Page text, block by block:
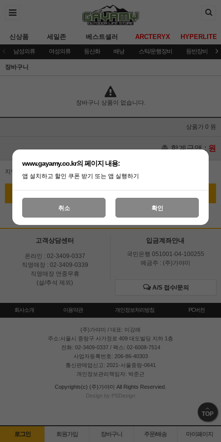
신상품 세일존 베스트셀러 ARCTERYX HYPERLITE
남성의류 여성의류 등산화 배낭 스틱/운행장비 등반장비
장바구니
장바구니 상품이 없습니다.
상품가 0 원
총 합계금액 : 원
지역별 배송정책에 따라 배송비가 변동될 수 있습니다.
고객상담센터
온라인 : 02-3409-0337
직영매장 : 02-3409-0339
직영매장 연중무휴
(설/추석 제외)
입금계좌안내
국민은행 051001-04-100255
예금주 : (주)가야미
A/S 접수/문의
회사소개 이용약관 개인정보처리방침 PC버전
(주)가야미 / 대표: 이강래
주소:서울시 중랑구 사가정로 409 대도빌딩 지하 1층
전화: 02-3409-0337 / 팩스: 02-6008-7514
사업자등록번호: 206-86-40303
통신판매업신고: 2021-서울중랑-0641
개인정보관리책임자: 박준근
Copyrights(c) (주)가야미 All Rights Reservied.
Design by PSDesign
TOP
로그인 회원가입 장바구니 주문/배송 마이페이지
www.gayamy.co.kr의 페이지 내용:
앱 설치하고 할인 쿠폰 받기 또는 앱 실행하기
취소 확인